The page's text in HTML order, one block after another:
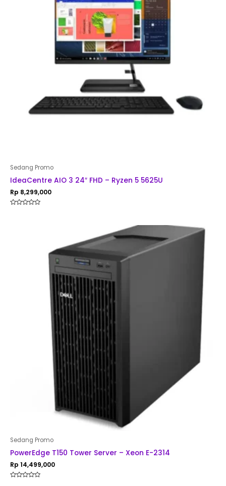
Sedang Promo
IdeaCentre AIO 3 24″ FHD – Ryzen 5 5625U
Rp 8,299,000
Sedang Promo
PowerEdge T150 Tower Server – Xeon E-2314
Rp 14,499,000